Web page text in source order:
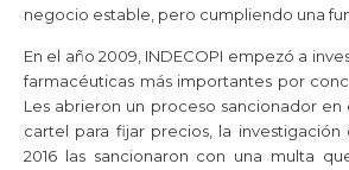
negocio estable, pero cumpliendo una
En el año 2009, INDECOPI empezó a
farmacéuticas más importantes por
Les abrieron un proceso sancionador en
cartel para fijar precios, la
2016 las sancionaron con una multa